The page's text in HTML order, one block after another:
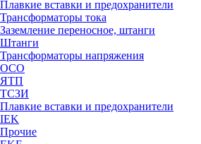
Плавкие вставки и предохранители
Трансформаторы тока
Заземление переносное, штанги
Штанги
Трансформаторы напряжения
ОСО
ЯТП
ТСЗИ
Плавкие вставки и предохранители
IEK
Прочие